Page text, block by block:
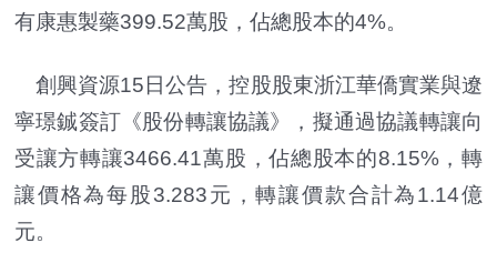
有康惠製藥399.52萬股，佔總股本的4%。
創興資源15日公告，控股股東浙江華僑實業與遼
寧璟鋮簽訂《股份轉讓協議》，擬通過協議轉讓向
受讓方轉讓3466.41萬股，佔總股本的8.15%，轉
讓價格為每股3.283元，轉讓價款合計為1.14億
元。